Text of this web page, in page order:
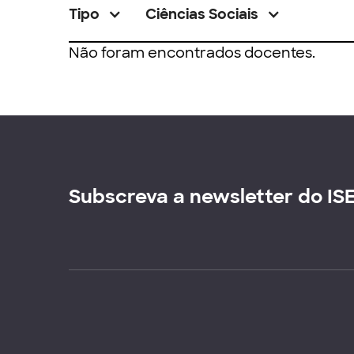
Tipo Ciências Sociais
Não foram encontrados docentes.
Subscreva a newsletter do